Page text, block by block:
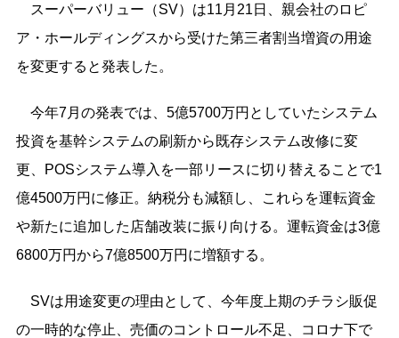
スーパーバリュー（SV）は11月21日、親会社のロピ
ア・ホールディングスから受けた第三者割当増資の用途
を変更すると発表した。
今年7月の発表では、5億5700万円としていたシステム
投資を基幹システムの刷新から既存システム改修に変
更、POSシステム導入を一部リースに切り替えることで1
億4500万円に修正。納税分も減額し、これらを運転資金
や新たに追加した店舗改装に振り向ける。運転資金は3億
6800万円から7億8500万円に増額する。
SVは用途変更の理由として、今年度上期のチラシ販促
の一時的な停止、売価のコントロール不足、コロナ下で